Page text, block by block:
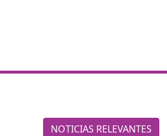
NOTICIAS RELEVANTES